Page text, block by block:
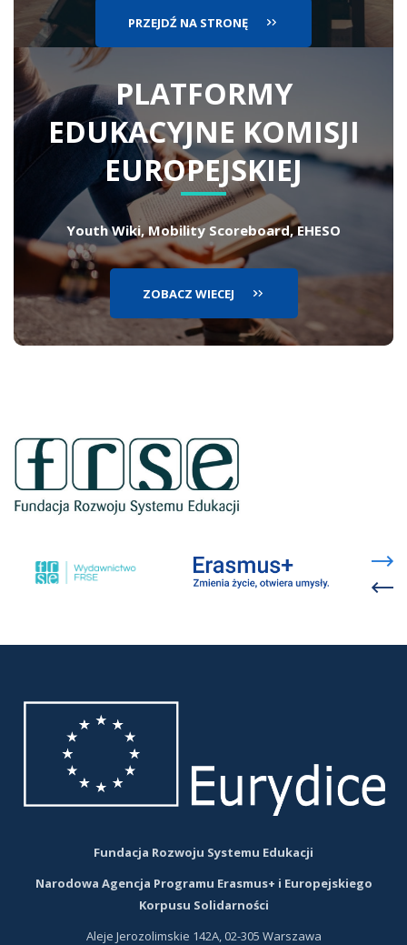
PRZEJDŹ NA STRONĘ
PLATFORMY
EDUKACYJNE KOMISJI
EUROPEJSKIEJ
Youth Wiki, Mobility Scoreboard, EHESO
ZOBACZ WIECEJ
się
się
Fundacja Rozwoju Systemu Edukacji
Narodowa Agencja Programu Erasmus+ i Europejskiego
Korpusu Solidarności
Aleje Jerozolimskie 142A, 02-305 Warszawa